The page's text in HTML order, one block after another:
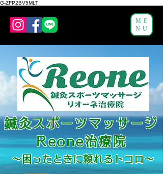
G-ZFP2BV5MLT
鍼灸スポーツマッサージ
Reone治療院
～困ったときに頼れるトコロ～
ME
NU